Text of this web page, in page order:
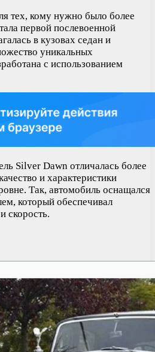
тех, кому нужно было более
первой послевоенной
в кузовах седан и
уникальных
с использованием
Silver Dawn отличалась более
и характеристики
Так, автомобиль оснащался
который обеспечивал
скорость.